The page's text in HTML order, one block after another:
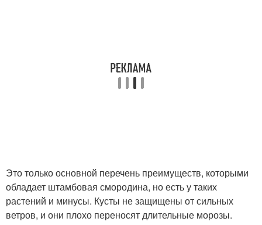
Это только основной перечень преимуществ, которыми
обладает штамбовая смородина, но есть у таких
растений и минусы. Кусты не защищены от сильных
ветров, и они плохо переносят длительные морозы.